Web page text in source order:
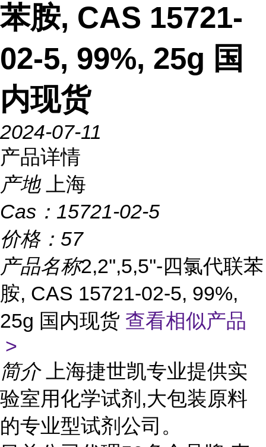
苯胺, CAS 15721-
02-5, 99%, 25g 国
内现货
2024-07-11
产品详情
产地
上海
Cas： 15721-02-5
价格： 57
产品名称2,2'',5,5''-四氯代联苯
胺, CAS 15721-02-5, 99%,
25g 国内现货 查看相似产品
>
简介
上海捷世凯专业提供实
验室用化学试剂,大包装原料
的专业型试剂公司。